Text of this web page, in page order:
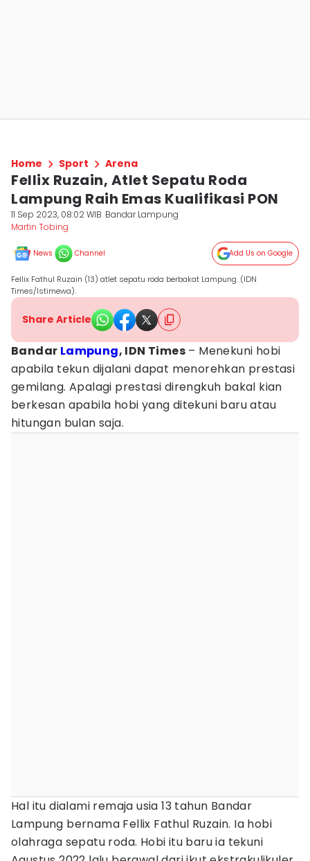
Home Sport Arena
Fellix Ruzain, Atlet Sepatu Roda
Lampung Raih Emas Kualifikasi PON
11 Sep 2023, 08:02 WIB Bandar Lampung
Martin Tobing
News Channel Add Us on Google
Fellix Fathul Ruzain (13) atlet sepatu roda berbakat Lampung. (IDN
Times/Istimewa).
Share Article
Bandar Lampung, IDN Times – Menekuni hobi
apabila tekun dijalani dapat menorehkan prestasi
gemilang. Apalagi prestasi direngkuh bakal kian
berkesan apabila hobi yang ditekuni baru atau
hitungan bulan saja.
Hal itu dialami remaja usia 13 tahun Bandar
Lampung bernama Fellix Fathul Ruzain. Ia hobi
olahraga sepatu roda. Hobi itu baru ia tekuni